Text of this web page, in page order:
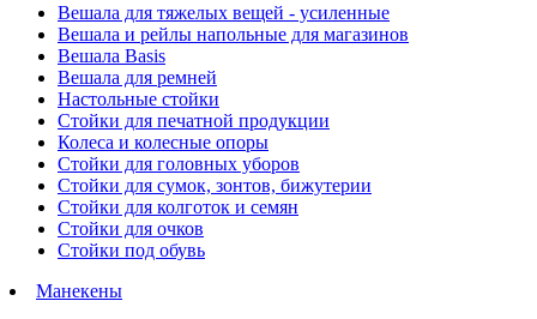
Вешала для тяжелых вещей - усиленные
Вешала и рейлы напольные для магазинов
Вешала Basis
Вешала для ремней
Настольные стойки
Стойки для печатной продукции
Колеса и колесные опоры
Стойки для головных уборов
Стойки для сумок, зонтов, бижутерии
Стойки для колготок и семян
Стойки для очков
Стойки под обувь
Манекены